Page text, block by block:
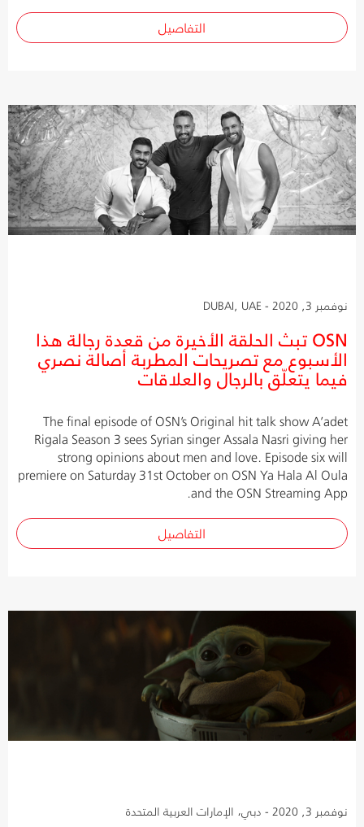
التفاصيل
نوفمبر 3, 2020 - DUBAI, UAE
OSN تبث الحلقة الأخيرة من قعدة رجالة هذا
الأسبوع مع تصريحات المطربة أصالة نصري
فيما يتعلّق بالرجال والعلاقات
The final episode of OSN’s Original hit talk show A’adet
Rigala Season 3 sees Syrian singer Assala Nasri giving her
strong opinions about men and love. Episode six will
premiere on Saturday 31st October on OSN Ya Hala Al Oula
and the OSN Streaming App.
التفاصيل
نوفمبر 3, 2020 - دبي، الإمارات العربية المتحدة